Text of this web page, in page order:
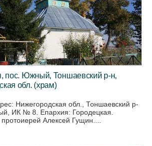
пос. Южный, Тоншаевский р-н,
обл. (храм)
Нижегородская обл., Тоншаевский р-
ИК № 8. Епархия: Городецкая.
Алексей Гущин....